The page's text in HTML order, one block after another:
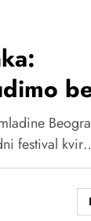
festival